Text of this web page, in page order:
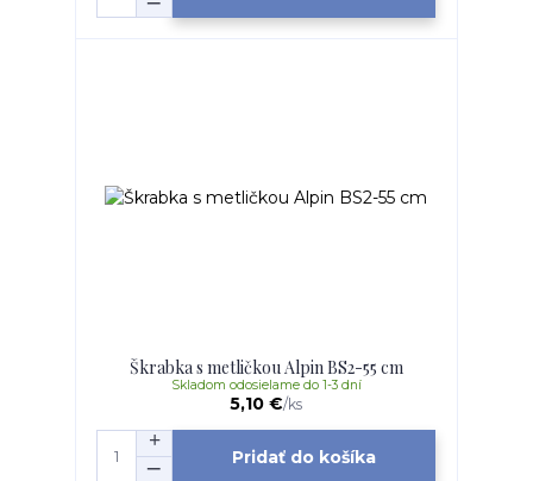
Škrabka s metličkou Alpin BS2-55 cm
5,10 €/ks
Skladom odosielame do 1-3 dní
Pridať do košíka